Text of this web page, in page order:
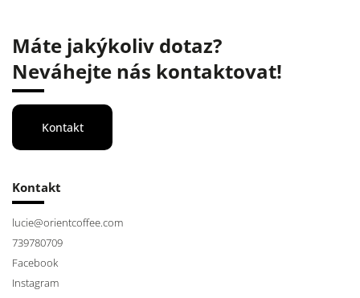
Máte jakýkoliv dotaz?
Neváhejte nás kontaktovat!
Kontakt
Kontakt
lucie@orientcoffee.com
739780709
Facebook
Instagram